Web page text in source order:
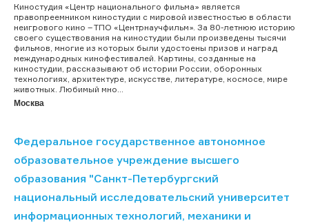
Киностудия «Центр национального фильма» является
правопреемником киностудии с мировой известностью в области
неигрового кино – ТПО «Центрнаучфильм». За 80-летнюю историю
своего существования на киностудии были произведены тысячи
фильмов, многие из которых были удостоены призов и наград
международных кинофестивалей. Картины, созданные на
киностудии, рассказывают об истории России, оборонных
технологиях, архитектуре, искусстве, литературе, космосе, мире
животных. Любимый мно...
Москва
Федеральное государственное автономное
образовательное учреждение высшего
образования "Санкт-Петербургский
национальный исследовательский университет
информационных технологий, механики и